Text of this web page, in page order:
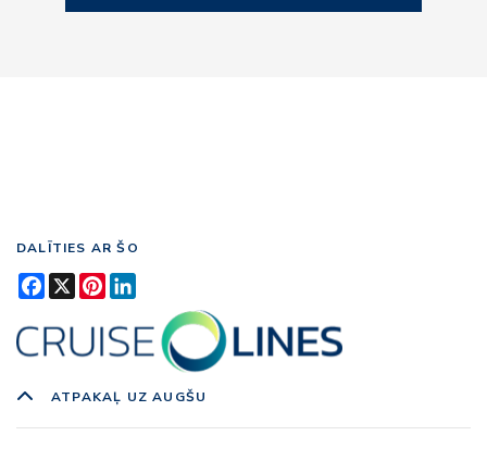
DALĪTIES AR ŠO
Facebook
X Pinterest
ATPAKAĻ UZ AUGŠU